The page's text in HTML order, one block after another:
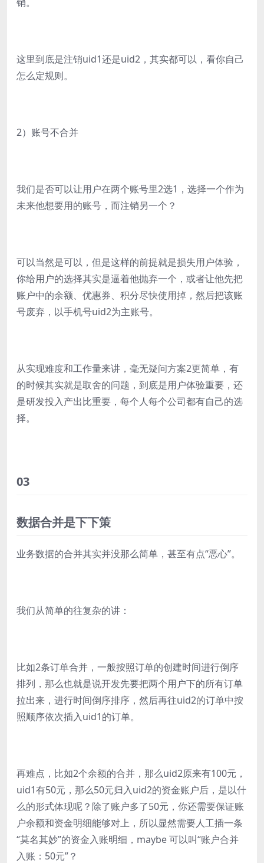
这里到底是注销uid1还是uid2，其实都可以，看你自己
怎么定规则。
2）账号不合并
我们是否可以让用户在两个账号里2选1，选择一个作为
未来他想要用的账号，而注销另一个？
可以当然是可以，但是这样的前提就是损失用户体验，
你给用户的选择其实是逼着他抛弃一个，或者让他先把
账户中的余额、优惠券、积分尽快使用掉，然后把该账
号废弃，以手机号uid2为主账号。
从实现难度和工作量来讲，毫无疑问方案2更简单，有
的时候其实就是取舍的问题，到底是用户体验重要，还
是研发投入产出比重要，每个人每个公司都有自己的选
择。
03
数据合并是下下策
业务数据的合并其实并没那么简单，甚至有点“恶心”。
我们从简单的往复杂的讲：
比如2条订单合并，一般按照订单的创建时间进行倒序
排列，那么也就是说开发先要把两个用户下的所有订单
拉出来，进行时间倒序排序，然后再往uid2的订单中按
照顺序依次插入uid1的订单。
再难点，比如2个余额的合并，那么uid2原来有100元，
uid1有50元，那么50元归入uid2的资金账户后，是以什
么的形式体现呢？除了账户多了50元，你还需要保证账
户余额和资金明细能够对上，所以显然需要人工插一条
“莫名其妙”的资金入账明细，maybe 可以叫“账户合并
入账：50元”？